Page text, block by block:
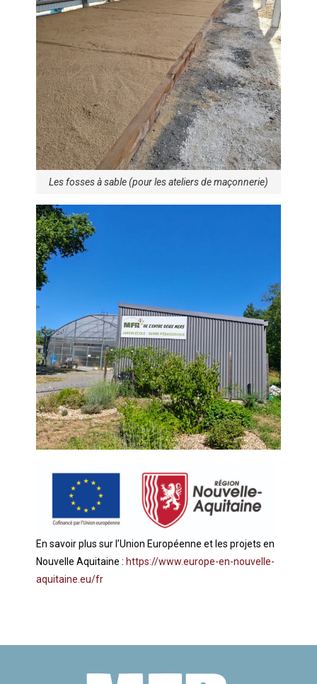
Les fosses à sable (pour les ateliers de maçonnerie)
En savoir plus sur l’Union Européenne et les projets en
Nouvelle Aquitaine : https://www.europe-en-nouvelle-
aquitaine.eu/fr